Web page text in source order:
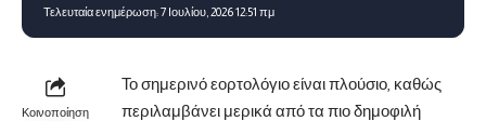
Τελευταία ενημέρωση: 7 Ιουλίου, 2026 12:51 πμ
Κοινοποίηση
Το σημερινό εορτολόγιο είναι πλούσιο, καθώς
περιλαμβάνει μερικά από τα πιο δημοφιλή